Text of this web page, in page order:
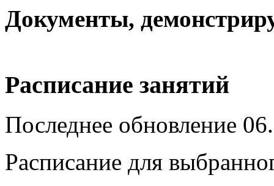
Документы,
Расписание занятий
Последнее обновление
Расписание для